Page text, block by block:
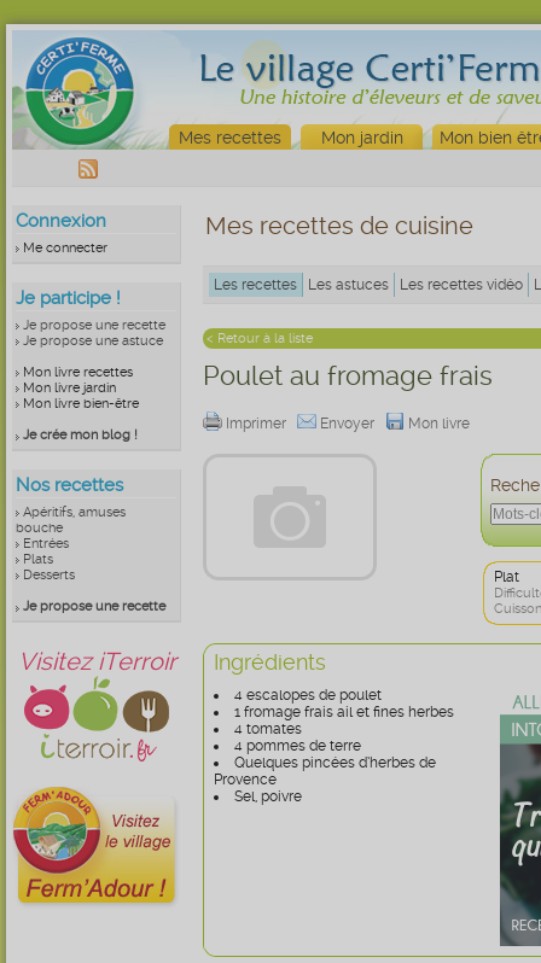
Mes recettes Mon jardin Mon bien
Connexion
Me connecter
Je participe !
Je propose une recette
Je propose une astuce
Mon livre recettes
Mon livre jardin
Mon livre bien-être
Je crée mon blog !
Nos recettes
Apéritifs, amuses
bouche
Entrées
Plats
Desserts
Je propose une recette
Visitez iTerroir
Mes recettes de cuisine
Les recettes Les astuces Les recettes vidéo
< Retour à la liste
Poulet au fromage frais
Imprimer Envoyer Mon livre
Plat
Ingrédients
4 escalopes de poulet
1 fromage frais ail et fines herbes
4 tomates
4 pommes de terre
Quelques pincées d’herbes de
Provence
Sel, poivre